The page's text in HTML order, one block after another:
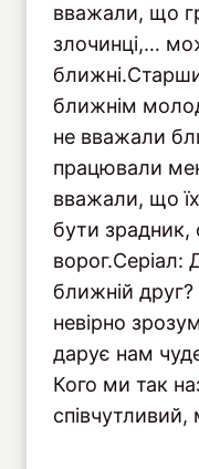
вважали, що
злочинці,…
ближнім
не вважали
працювали
вважали, що
бути зрадник,
ворог.Серіал:
ближній
невірно
дарує нам
Кого ми так